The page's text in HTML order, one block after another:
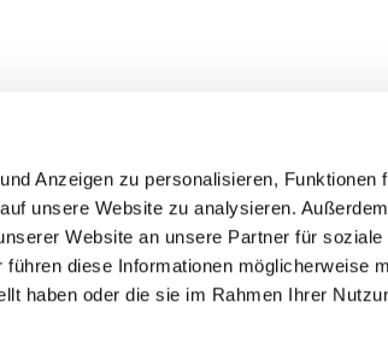
Anzeigen zu personalisieren, Funktionen
unsere Website zu analysieren.
Website an unsere Partner für soziale
diese Informationen möglicherweise
haben oder die sie im Rahmen Ihrer